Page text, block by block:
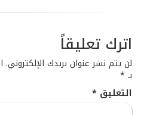
اترك تعليقاً
لن يتم نشر عنوان بريدك الإلكتروني.
بـ *
التعليق *